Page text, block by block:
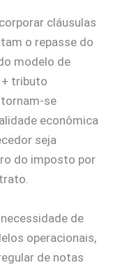
cláusulas
o repasse do
modelo de
+ tributo
se
econômica
seja
do imposto por
de
operacionais,
de notas